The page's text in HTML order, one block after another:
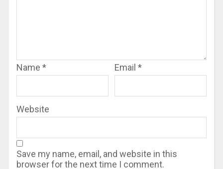
Name * Email *
Website
Save my name, email, and website in this
browser for the next time I comment.